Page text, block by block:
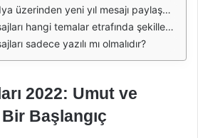
yeni yıl mesajı paylaşmanın avantajları nelerdir?
hangi temalar etrafında şekillendirilebilir?
sadece yazılı mı olmalıdır?
2022: Umut ve
Başlangıç